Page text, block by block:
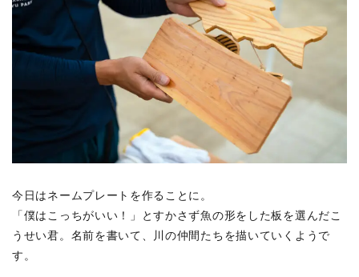
今日はネームプレートを作ることに。
「僕はこっちがいい！」とすかさず魚の形をした板を選んだこ
うせい君。名前を書いて、川の仲間たちを描いていくようで
す。